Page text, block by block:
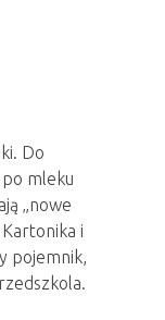
Do
mleku
„nowe
i
pojemnik,